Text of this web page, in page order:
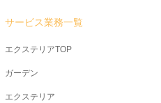
サービス業務一覧
エクステリアTOP
ガーデン
エクステリア